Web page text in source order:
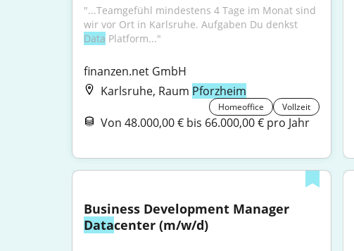
"...Teamgefühl mindestens 4 Tage im Monat sind
Data Platform..."
finanzen.net GmbH
Karlsruhe, Raum Pforzheim
Homeoffice Vollzeit
Von 48.000,00 € bis 66.000,00 € pro Jahr
Datacenter (m/w/d)